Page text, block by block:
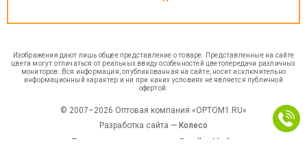
Изображения дают лишь общее представление о товаре. Представленные на сайте
цвета могут отличаться от реальных ввиду особенностей цветопередачи различных
мониторов. Вся информация, опубликованная на сайте, носит исключительно
информационный характер и ни при каких условиях не является публичной
офертой.
© 2007–2026 Оптовая компания «OPTOM1.RU»
Разработка сайта — Колесо
Техническая поддержка — Parallax Media